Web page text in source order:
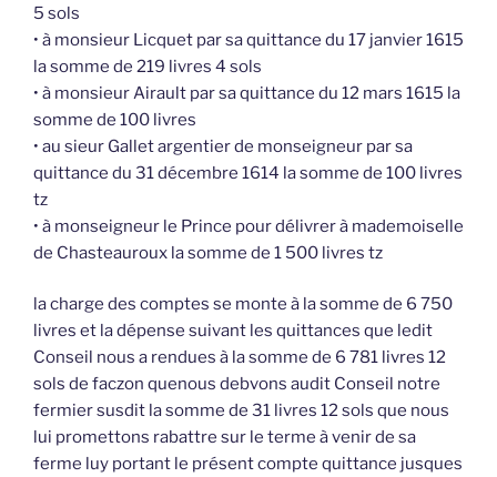
5 sols
• à monsieur Licquet par sa quittance du 17 janvier 1615
la somme de 219 livres 4 sols
• à monsieur Airault par sa quittance du 12 mars 1615 la
somme de 100 livres
• au sieur Gallet argentier de monseigneur par sa
quittance du 31 décembre 1614 la somme de 100 livres
tz
• à monseigneur le Prince pour délivrer à mademoiselle
de Chasteauroux la somme de 1 500 livres tz
la charge des comptes se monte à la somme de 6 750
livres et la dépense suivant les quittances que ledit
Conseil nous a rendues à la somme de 6 781 livres 12
sols de faczon quenous debvons audit Conseil notre
fermier susdit la somme de 31 livres 12 sols que nous
lui promettons rabattre sur le terme à venir de sa
ferme luy portant le présent compte quittance jusques